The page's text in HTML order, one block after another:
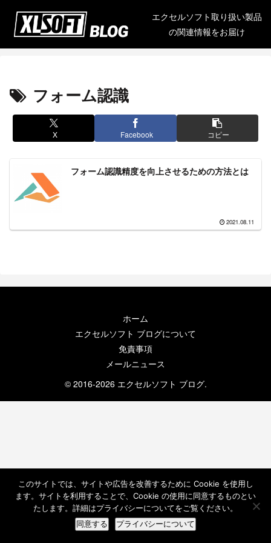
エクセルソフト取り扱い製品
の関連情報をお届け
フォーム認識
X Facebook コピー
フォーム認識精度を向上させるための方法とは
2021.08.11
ホーム
エクセルソフト ブログについて
免責事項
メールニュース
© 2016-2026 エクセルソフト ブログ.
このサイトでは、サイトや広告を改善するために Cookie を使用し
ます。サイトを利用することで、Cookie の使用に同意するものとい
たします。詳細はプライバシーについてをご覧ください。
同意する プライバシーについて